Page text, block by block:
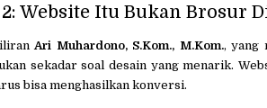
Website Itu Bukan Brosur
Ari Muhardono, S.Kom., M.Kom., yang
sekadar soal desain yang menarik.
bisa menghasilkan konversi.